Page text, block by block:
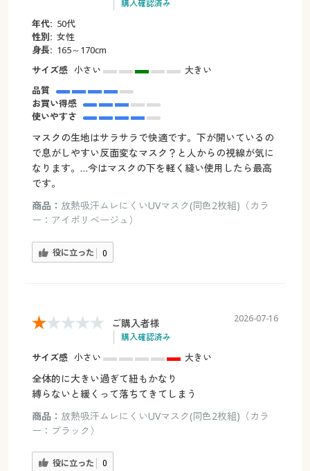
購入確認済み
年代: 50代
性別: 女性
身長: 165～170cm
サイズ感 小さい
大きい
品質
お買い得感
使いやすさ
マスクの生地はサラサラで快適です。下が開いているの
で息がしやすい反面変なマスク？と人からの視線が気に
なります。…今はマスクの下を軽く縫い使用したら最高
です。
商品： 放熱吸汗ムレにくいUVマスク(同色2枚組)（カラ
ー：アイボリベージュ）
役に立った 0
ご購入者様
購入確認済み
2026-07-16
サイズ感 小さい 大きい
全体的に大きい過ぎて紐もかなり
縛らないと緩くって落ちてきてしまう
商品： 放熱吸汗ムレにくいUVマスク(同色2枚組)（カラ
ー：ブラック）
役に立った 0